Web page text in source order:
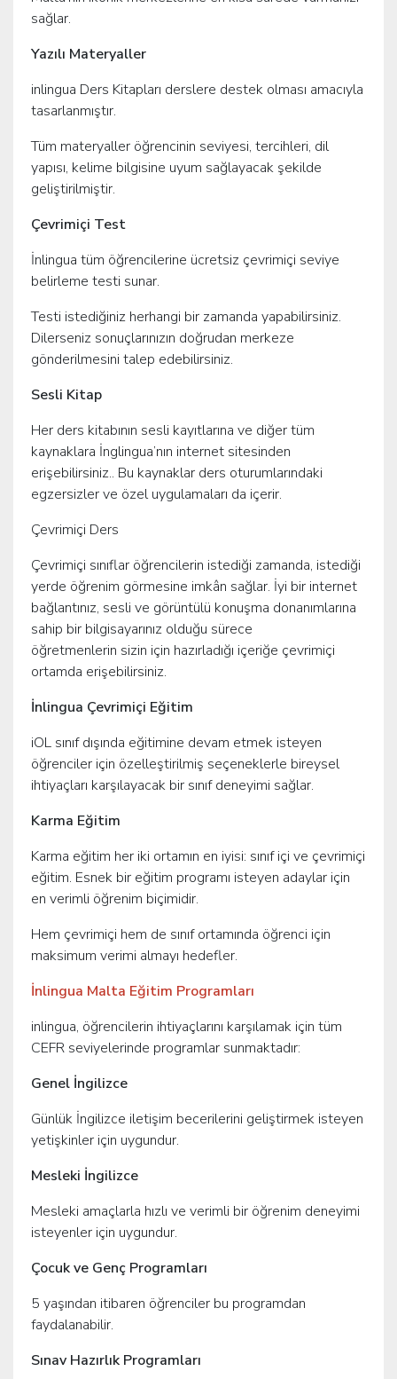
sağlar.
Yazılı Materyaller
inlingua Ders Kitapları derslere destek olması amacıyla
tasarlanmıştır.
Tüm materyaller öğrencinin seviyesi, tercihleri, dil
yapısı, kelime bilgisine uyum sağlayacak şekilde
geliştirilmiştir.
Çevrimiçi Test
İnlingua tüm öğrencilerine ücretsiz çevrimiçi seviye
belirleme testi sunar.
Testi istediğiniz herhangi bir zamanda yapabilirsiniz.
Dilerseniz sonuçlarınızın doğrudan merkeze
gönderilmesini talep edebilirsiniz.
Sesli Kitap
Her ders kitabının sesli kayıtlarına ve diğer tüm
kaynaklara İnglingua’nın internet sitesinden
erişebilirsiniz.. Bu kaynaklar ders oturumlarındaki
egzersizler ve özel uygulamaları da içerir.
Çevrimiçi Ders
Çevrimiçi sınıflar öğrencilerin istediği zamanda, istediği
yerde öğrenim görmesine imkân sağlar. İyi bir internet
bağlantınız, sesli ve görüntülü konuşma donanımlarına
sahip bir bilgisayarınız olduğu sürece
öğretmenlerin sizin için hazırladığı içeriğe çevrimiçi
ortamda erişebilirsiniz.
İnlingua Çevrimiçi Eğitim
iOL sınıf dışında eğitimine devam etmek isteyen
öğrenciler için özelleştirilmiş seçeneklerle bireysel
ihtiyaçları karşılayacak bir sınıf deneyimi sağlar.
Karma Eğitim
Karma eğitim her iki ortamın en iyisi: sınıf içi ve çevrimiçi
eğitim. Esnek bir eğitim programı isteyen adaylar için
en verimli öğrenim biçimidir.
Hem çevrimiçi hem de sınıf ortamında öğrenci için
maksimum verimi almayı hedefler.
İnlingua Malta Eğitim Programları
inlingua, öğrencilerin ihtiyaçlarını karşılamak için tüm
CEFR seviyelerinde programlar sunmaktadır:
Genel İngilizce
Günlük İngilizce iletişim becerilerini geliştirmek isteyen
yetişkinler için uygundur.
Mesleki İngilizce
Mesleki amaçlarla hızlı ve verimli bir öğrenim deneyimi
isteyenler için uygundur.
Çocuk ve Genç Programları
5 yaşından itibaren öğrenciler bu programdan
faydalanabilir.
Sınav Hazırlık Programları